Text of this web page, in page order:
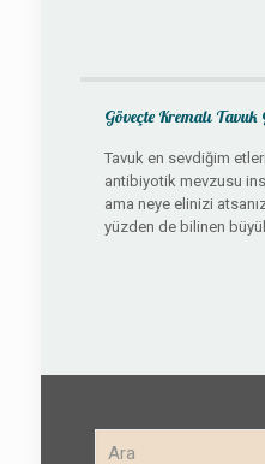
Göveçte Kremalı
Tavuk en sevdiğim
antibiyotik mevzusu
ama neye elinizi
yüzden de bilinen